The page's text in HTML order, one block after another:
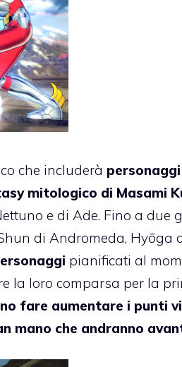
che includerà
mitologico di Masami
e di Ade. Fino a due
di Andromeda, Hyōga
pianificati al
la loro comparsa per la
fare aumentare i punti
mano che andranno